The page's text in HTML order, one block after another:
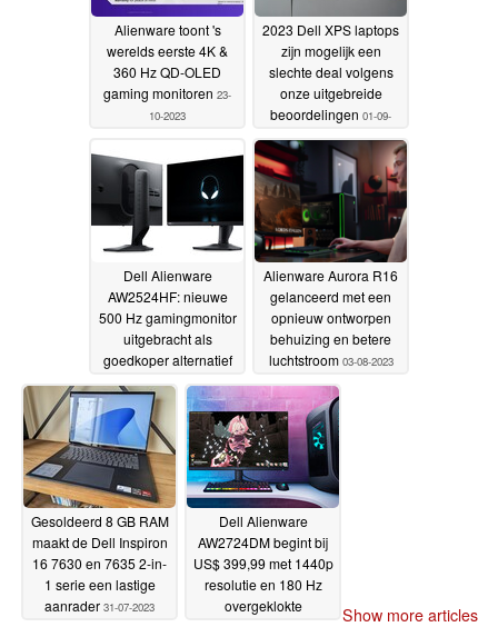
Alienware toont 's
werelds eerste 4K &
360 Hz QD-OLED
gaming monitoren 23-
10-2023
2023 Dell XPS laptops
zijn mogelijk een
slechte deal volgens
onze uitgebreide
beoordelingen 01-09-
2023
Dell Alienware
AW2524HF: nieuwe
500 Hz gamingmonitor
uitgebracht als
goedkoper alternatief
Alienware AW2524H
24-08-2023
Alienware Aurora R16
gelanceerd met een
opnieuw ontworpen
behuizing en betere
luchtstroom 03-08-2023
Gesoldeerd 8 GB RAM
maakt de Dell Inspiron
16 7630 en 7635 2-in-
1 serie een lastige
aanrader 31-07-2023
Dell Alienware
AW2724DM begint bij
US$ 399,99 met 1440p
resolutie en 180 Hz
overgeklokte
Show more articles